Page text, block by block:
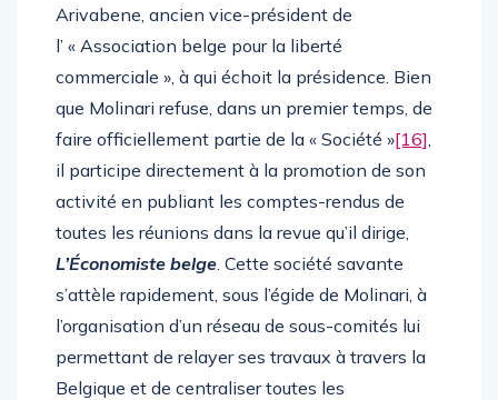
Arivabene, ancien vice-président de
l’ « Association belge pour la liberté
commerciale », à qui échoit la présidence. Bien
que Molinari refuse, dans un premier temps, de
faire officiellement partie de la « Société »[16]
il participe directement à la promotion de son
activité en publiant les comptes-rendus de
toutes les réunions dans la revue qu’il dirige,
L’Économiste belge . Cette société savante
s’attèle rapidement, sous l’égide de Molinari, à
l’organisation d’un réseau de sous-comités lui
permettant de relayer ses travaux à travers la
Belgique et de centraliser toutes les